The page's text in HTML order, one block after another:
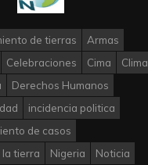
de tierras
Armas
Celebraciones Cima
Clima
Derechos Humanos
incidencia politica
de casos
la tierra
Nigeria Noticia